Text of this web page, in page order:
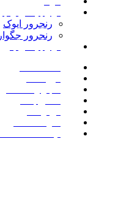
رنجرور ایوک
رنجرور جگوار